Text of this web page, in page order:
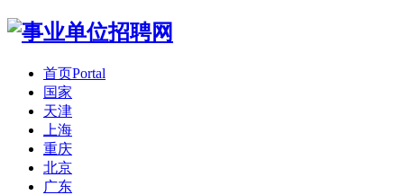
首页Portal
国家
天津
上海
重庆
北京
广东